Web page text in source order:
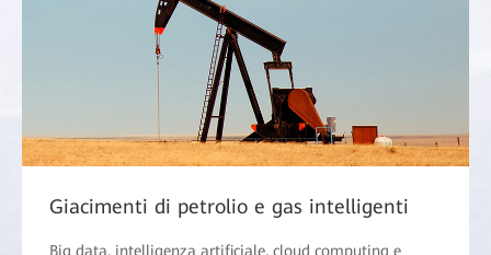
Giacimenti di petrolio e gas intelligenti
Big data, intelligenza artificiale, cloud computing e